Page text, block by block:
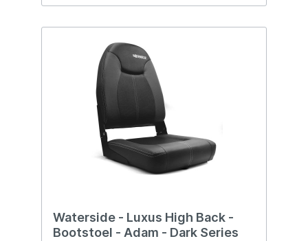
Waterside - Luxus High Back -
Bootstoel - Adam - Dark Series